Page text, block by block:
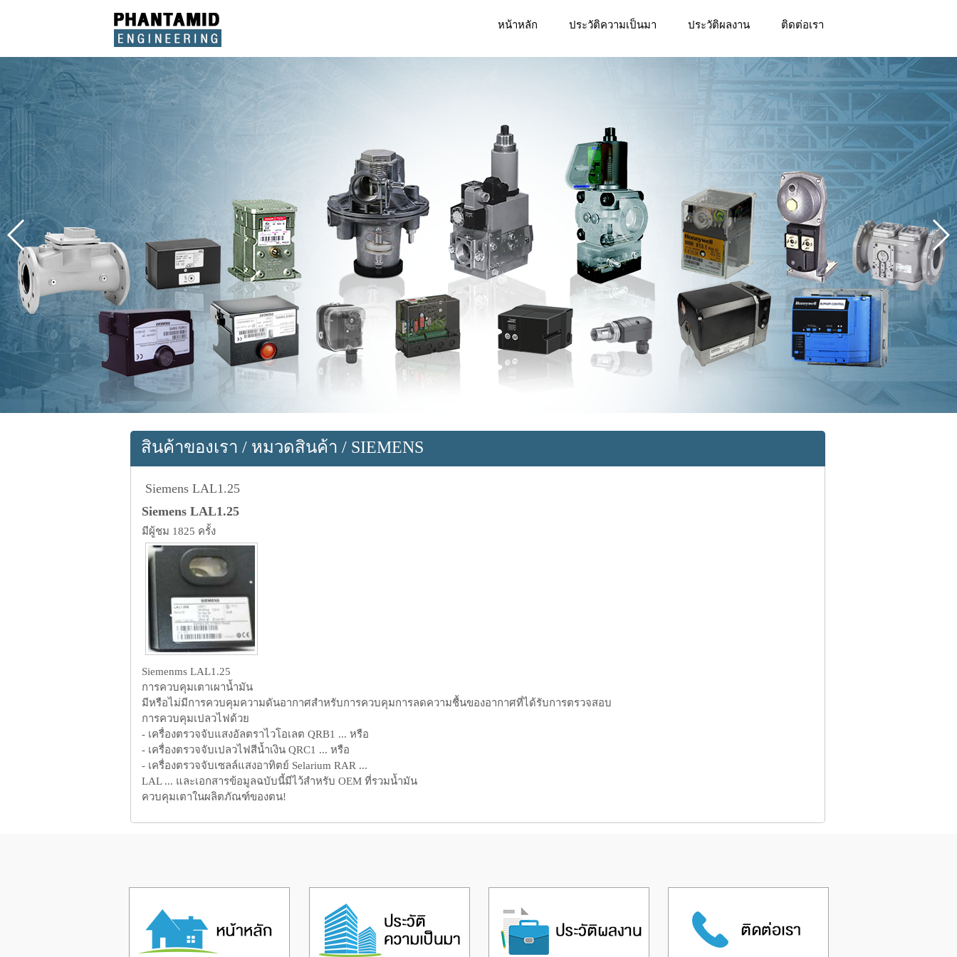
หน้าหลัก ประวัติความเป็นมา ประวัติผลงาน ติดต่อเรา
สินค้าของเรา / หมวดสินค้า / SIEMENS
Siemens LAL1.25
Siemens LAL1.25
มีผู้ชม 1825 ครั้ง
Siemenms LAL1.25
การควบคุมเตาเผาน้ำมัน
มีหรือไม่มีการควบคุมความดันอากาศสำหรับการควบคุมการลดความชื้นของอากาศที่ได้รับการตรวจสอบ
การควบคุมเปลวไฟด้วย
- เครื่องตรวจจับแสงอัลตราไวโอเลต QRB1 ... หรือ
- เครื่องตรวจจับเปลวไฟสีน้ำเงิน QRC1 ... หรือ
- เครื่องตรวจจับเซลล์แสงอาทิตย์ Selarium RAR ...
LAL ... และเอกสารข้อมูลฉบับนี้มีไว้สำหรับ OEM ที่รวมน้ำมัน
ควบคุมเตาในผลิตภัณฑ์ของตน!